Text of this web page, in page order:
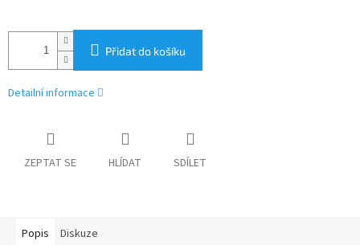
Přidat do košíku
Detailní informace
ZEPTAT SE HLÍDAT SDÍLET
Popis Diskuze